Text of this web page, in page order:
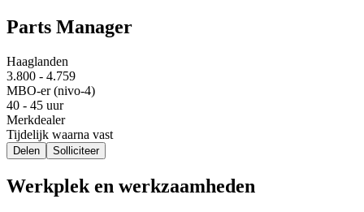
Parts Manager
Haaglanden
3.800 - 4.759
MBO-er (nivo-4)
40 - 45 uur
Merkdealer
Tijdelijk waarna vast
Delen Solliciteer
Werkplek en werkzaamheden